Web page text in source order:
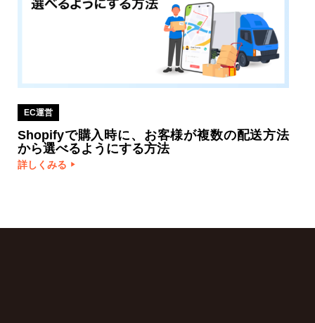
EC運営
Shopifyで購入時に、お客様が複数の配送方法
から選べるようにする方法
詳しくみる